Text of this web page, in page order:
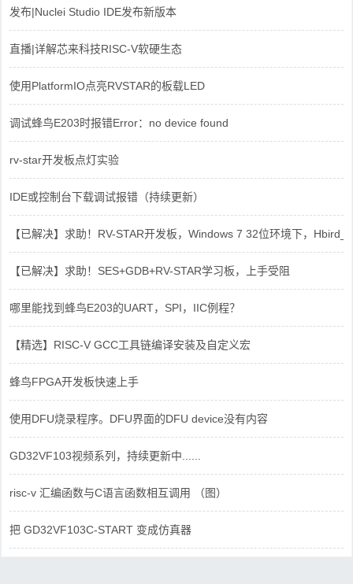
发布|Nuclei Studio IDE发布新版本
直播|详解芯来科技RISC-V软硬生态
使用PlatformIO点亮RVSTAR的板载LED
调试蜂鸟E203时报错Error：no device found
rv-star开发板点灯实验
IDE或控制台下载调试报错（持续更新）
【已解决】求助！RV-STAR开发板，Windows 7 32位环境下，
【已解决】求助！SES+GDB+RV-STAR学习板，上手受阻
哪里能找到蜂鸟E203的UART，SPI，IIC例程？
【精选】RISC-V GCC工具链编译安装及自定义宏
蜂鸟FPGA开发板快速上手
使用DFU烧录程序。DFU界面的DFU device没有内容
GD32VF103视频系列，持续更新中......
risc-v 汇编函数与C语言函数相互调用 （图）
把 GD32VF103C-START 变成仿真器